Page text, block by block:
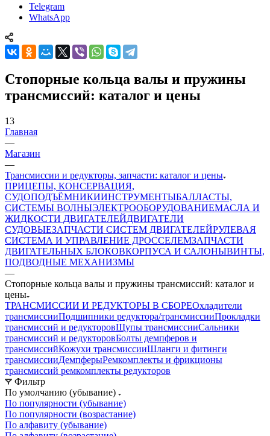
Telegram
WhatsApp
Стопорные кольца валы и пружины
трансмиссий: каталог и цены
13
Главная
—
Магазин
—
Трансмиссии и редукторы, запчасти: каталог и цены
ПРИЦЕПЫ, КОНСЕРВАЦИЯ,
СУДОПОДЪЁМНИКИИНСТРУМЕНТЫБАЛЛАСТЫ,
СИСТЕМЫ ВОЛНЫЭЛЕКТРООБОРУДОВАНИЕМАСЛА И
ЖИДКОСТИ ДВИГАТЕЛЕЙДВИГАТЕЛИ
СУДОВЫЕЗАПЧАСТИ СИСТЕМ ДВИГАТЕЛЕЙРУЛЕВАЯ
СИСТЕМА И УПРАВЛЕНИЕ ДРОССЕЛЕМЗАПЧАСТИ
ДВИГАТЕЛЬНЫХ БЛОКОВКОРПУСА И САЛОНЫВИНТЫ,
ПОДВОДНЫЕ МЕХАНИЗМЫ
—
Стопорные кольца валы и пружины трансмиссий: каталог и
цены
ТРАНСМИССИИ И РЕДУКТОРЫ В СБОРЕОхладители
трансмиссииПодшипники редуктора/трансмиссииПрокладки
трансмиссий и редукторовЩупы трансмиссииСальники
трансмиссий и редукторовБолты демпферов и
трансмиссийКожухи трансмиссииШланги и фитинги
трансмиссииДемпферыРемкомплекты и фрикционы
трансмиссий ремкомплекты редукторов
Фильтр
По умолчанию (убывание)
По популярности (убывание)
По популярности (возрастание)
По алфавиту (убывание)